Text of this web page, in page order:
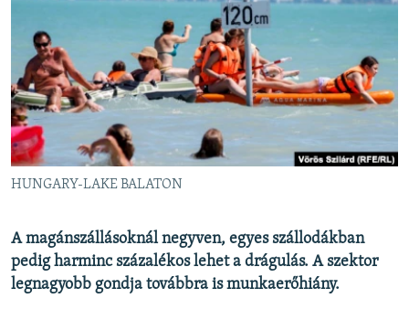
EURÓPAI UNIÓ
VILÁG
KLÍMAVÁLTOZÁS
A MÚLT TANULSÁGAI
Valamennyi RFE/RL weboldal
HUNGARY-LAKE BALATON
A magánszállásoknál negyven, egyes szállodákban
pedig harminc százalékos lehet a drágulás. A szektor
legnagyobb gondja továbbra is munkaerőhiány.